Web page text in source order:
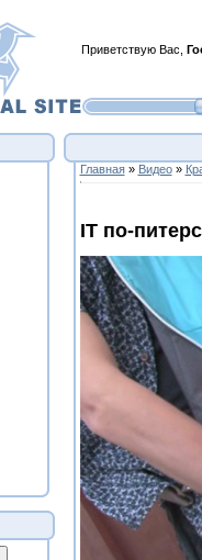
Приветствую Вас
Главная» Видео»
IT по-